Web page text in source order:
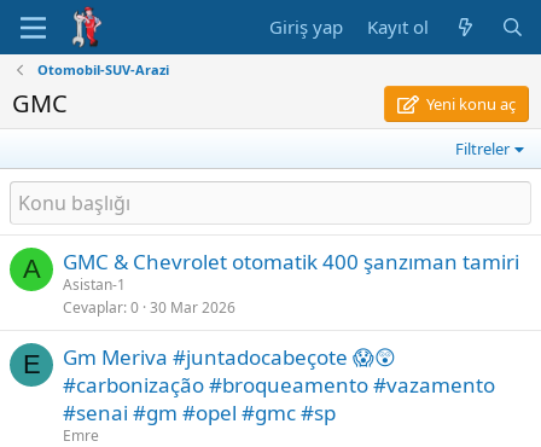
Giriş yap Kayıt ol
Otomobil-SUV-Arazi
GMC Yeni konu aç
Filtreler
A GMC & Chevrolet otomatik 400 şanzıman tamiri
Asistan-1
Cevaplar 0 30 Mar 2026
E
Gm Meriva #juntadocabeçote 😱😲
#carbonização #broqueamento #vazamento
#senai #gm #opel #gmc #sp
Emre